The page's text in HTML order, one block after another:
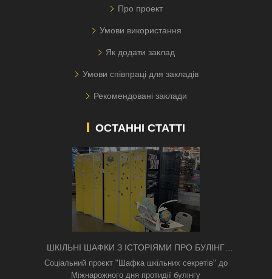
Про проект
Умови використання
Як додати заклад
Умови співпраці для закладів
Рекомендовані заклади
ОСТАННІ СТАТТІ
ШКІЛЬНІ ШАФКИ З ІСТОРІЯМИ ПРО БУЛІНГ
З'ЯВИЛИСЯ В КИЄВІ
Соціальний проєкт "Шафка шкільних секретів" до
Міжнарожного дня протидії булінгу